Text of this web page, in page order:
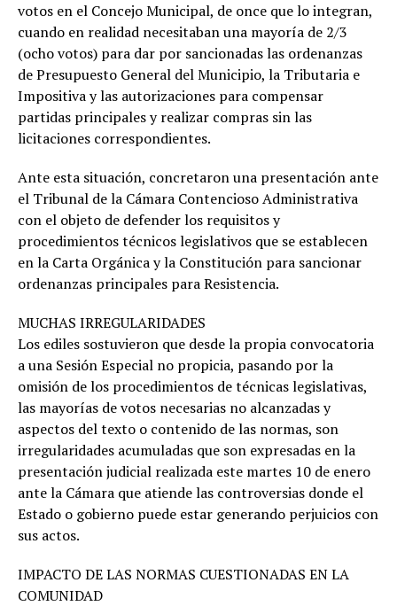
votos en el Concejo Municipal, de once que lo integran,
cuando en realidad necesitaban una mayoría de 2/3
(ocho votos) para dar por sancionadas las ordenanzas
de Presupuesto General del Municipio, la Tributaria e
Impositiva y las autorizaciones para compensar
partidas principales y realizar compras sin las
licitaciones correspondientes.
Ante esta situación, concretaron una presentación ante
el Tribunal de la Cámara Contencioso Administrativa
con el objeto de defender los requisitos y
procedimientos técnicos legislativos que se establecen
en la Carta Orgánica y la Constitución para sancionar
ordenanzas principales para Resistencia.
MUCHAS IRREGULARIDADES
Los ediles sostuvieron que desde la propia convocatoria
a una Sesión Especial no propicia, pasando por la
omisión de los procedimientos de técnicas legislativas,
las mayorías de votos necesarias no alcanzadas y
aspectos del texto o contenido de las normas, son
irregularidades acumuladas que son expresadas en la
presentación judicial realizada este martes 10 de enero
ante la Cámara que atiende las controversias donde el
Estado o gobierno puede estar generando perjuicios con
sus actos.
IMPACTO DE LAS NORMAS CUESTIONADAS EN LA
COMUNIDAD